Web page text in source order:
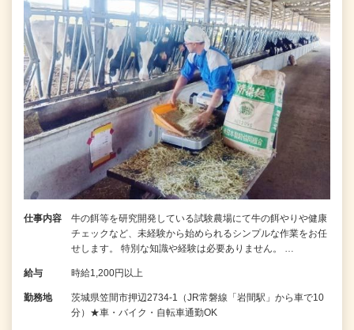
仕事内容
牛の餌等を研究開発している試験農場にて牛の餌やりや健康
チェックなど、未経験から始められるシンプルな作業をお任
せします。 特別な知識や経験は必要ありません。 …
給与 時給1,200円以上
勤務地
茨城県笠間市押辺2734-1（JR常磐線「岩間駅」から⾞で10
分）★車・バイク・自転車通勤OK